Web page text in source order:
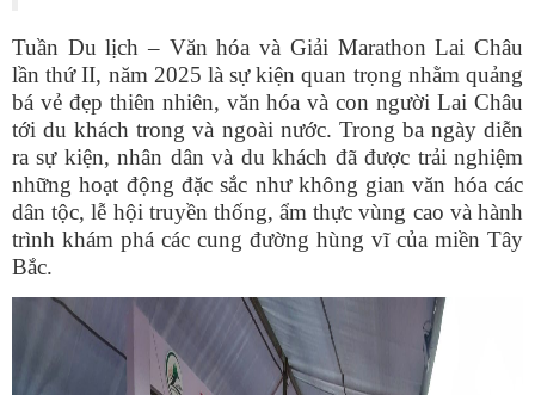
Tuần Du lịch – Văn hóa và Giải Marathon Lai Châu
lần thứ II, năm 2025 là sự kiện quan trọng nhằm quảng
bá vẻ đẹp thiên nhiên, văn hóa và con người Lai Châu
tới du khách trong và ngoài nước. Trong ba ngày diễn
ra sự kiện, nhân dân và du khách đã được trải nghiệm
những hoạt động đặc sắc như không gian văn hóa các
dân tộc, lễ hội truyền thống, ẩm thực vùng cao và hành
trình khám phá các cung đường hùng vĩ của miền Tây
Bắc.